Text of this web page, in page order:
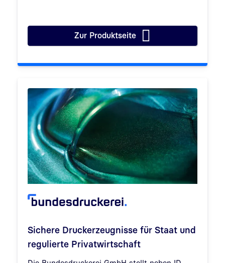
Zur ProduktseitePostwertzeichen: Erfahrung
Sichere Druckerzeugnisse für Staat und
regulierte Privatwirtschaft